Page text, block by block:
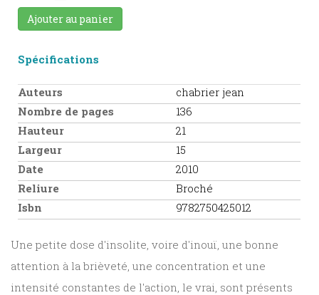
Ajouter au panier
Spécifications
Auteurs
chabrier jean
Nombre de pages
136
Hauteur
21
Largeur
15
Date
2010
Reliure
Broché
Isbn
9782750425012
Une petite dose d'insolite, voire d'inouï, une bonne
attention à la brièveté, une concentration et une
intensité constantes de l'action, le vrai, sont présents